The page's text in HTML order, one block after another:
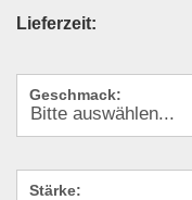
Lieferzeit:
Geschmack:
Stärke: